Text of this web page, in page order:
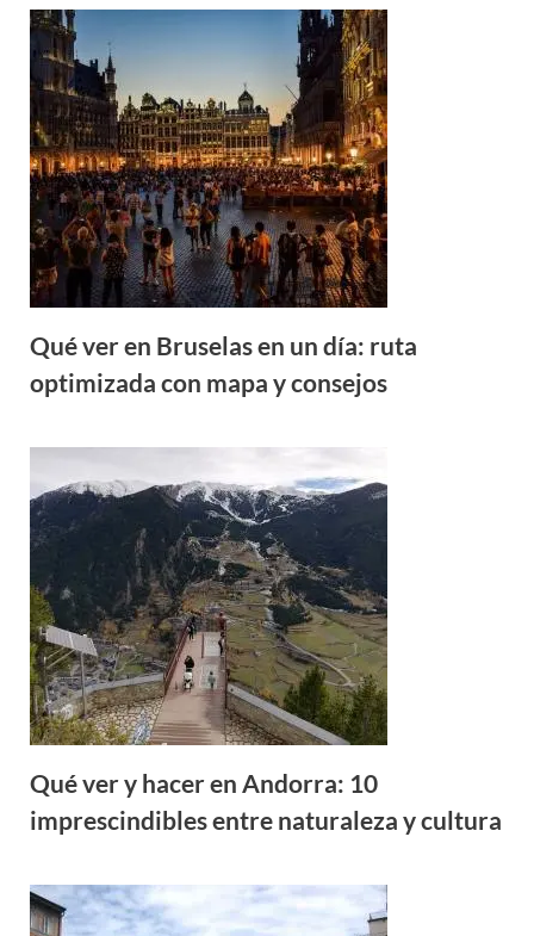
Qué ver en Bruselas en un día: ruta
optimizada con mapa y consejos
Qué ver y hacer en Andorra: 10
imprescindibles entre naturaleza y cultura